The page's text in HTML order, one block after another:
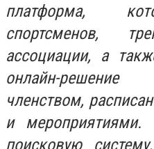
платформа,
спортсменов,
ассоциации, а
онлайн-
членством,
и мероприятиями.
поисковую